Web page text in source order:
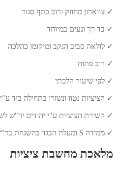
✓ צווארון מחוזק ורוב כתף סגור
✓ בד רך ונעים במיוחד
✓ לולאה סביב הנקב ומיקומו כהלכה
✓ רוב פתוח
✓ לפי שיעור הלכתי
✓ הציציות נטוו ונשזרו בתחילה ביד
✓ קשירת הציציות ע"י יהודים יר"ש
✓ ממידה S ומעלה הבגד בהשגחת בד"ץ יורה דעה בפיקוח הרב מחפוד שליט"א
מלאכת מחשבת ציציות